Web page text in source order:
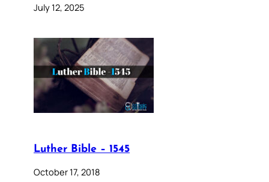
July 12, 2025
Luther Bible – 1545
October 17, 2018